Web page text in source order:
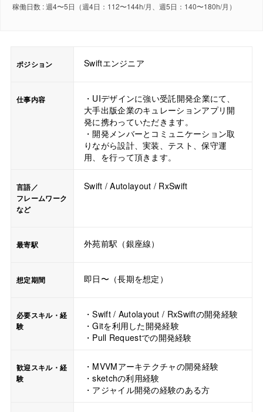
稼働日数 : 週4〜5日（週4日：112〜144h/月、週5日：140〜180h/月）
ポジション Swiftエンジニア
仕事内容
・UIデザインに強い受託開発企業にて、
大手出版企業のキュレーションアプリ開
発に携わっていただきます。
・開発メンバーとコミュニケーション取
りながら設計、実装、テスト、保守運
用、を行って頂きます。
言語／
フレームワーク
など
Swift / Autolayout / RxSwift
最寄駅 外苑前駅（銀座線）
想定期間 即日〜（長期を想定）
必要スキル・経
験
・Swift / Autolayout / RxSwiftの開発経験
・Gitを利用した開発経験
・Pull Requestでの開発経験
歓迎スキル・経
験
・MVVMアーキテクチャの開発経験
・sketchの利用経験
・アジャイル開発の経験のある方